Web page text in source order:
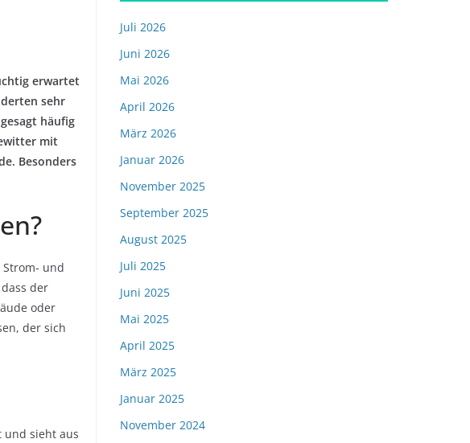
erwartet
sehr
häufig
mit
Besonders
und
der
oder
der sich
und sieht aus
Juli 2026
Juni 2026
Mai 2026
April 2026
März 2026
Januar 2026
November 2025
September 2025
August 2025
Juli 2025
Juni 2025
Mai 2025
April 2025
März 2025
Januar 2025
November 2024